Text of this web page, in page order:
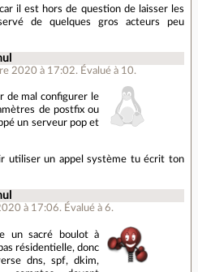
il est hors de question de laisser les
de quelques gros acteurs peu
2020 à 17:02. Évalué à 10.
de mal configurer le
de postfix ou
un serveur pop et
utiliser un appel système tu écrit ton
à 17:06. Évalué à6.
un sacré boulot à
résidentielle, donc
dns, spf, dkim,